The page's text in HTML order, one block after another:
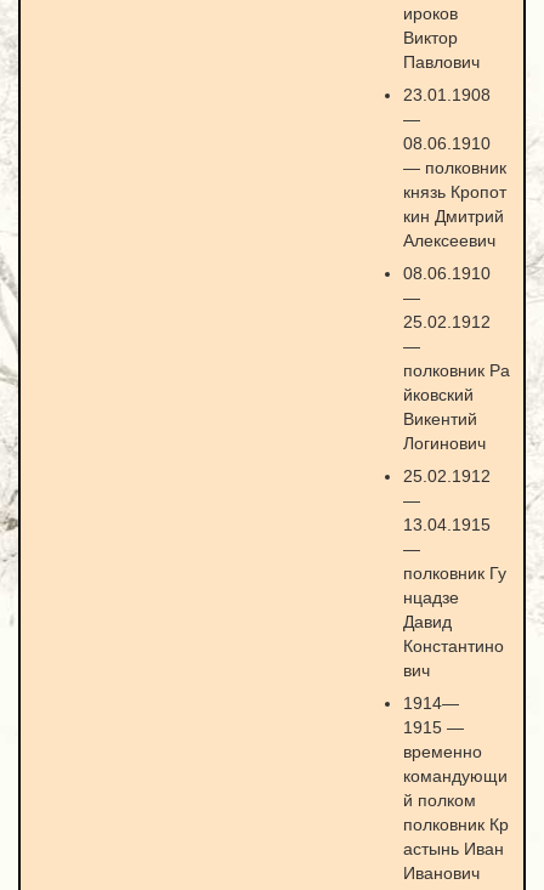
ироков
Виктор
Павлович
23.01.1908
—
08.06.1910
— полковник
князь Кропот
кин Дмитрий
Алексеевич
08.06.1910
—
25.02.1912
—
полковник Ра
йковский
Викентий
Логинович
25.02.1912
—
13.04.1915
—
полковник Гу
нцадзе
Давид
Константино
вич
1914—
1915 —
временно
командующи
й полком
полковник Кр
астынь Иван
Иванович